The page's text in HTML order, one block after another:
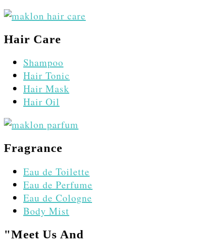
Hair Care
Shampoo
Hair Tonic
Hair Mask
Hair Oil
Fragrance
Eau de Toilette
Eau de Perfume
Eau de Cologne
Body Mist
"Meet Us And